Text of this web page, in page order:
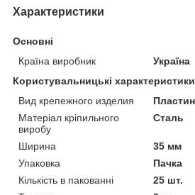
Характеристики
Основні
Країна виробник
Україна
Користувальницькі характеристики
Вид крепежного изделия
Матеріал кріпильного
виробу
Сталь
Ширина
35 мм
Упаковка
Пачка
Кількість в пакованні
25 шт.